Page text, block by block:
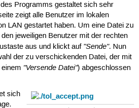
Programms gestaltet sich sehr
zeigt alle Benutzer im lokalen
LAN gestartet haben. Um eine Datei zu
jeweiligen Benutzer mit der rechten
aus und klickt auf "Sende". Nun
der zu verschickenden Datei, der mit
"Versende Datei") abgeschlossen
sich